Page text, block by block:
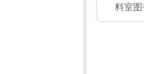
料室图